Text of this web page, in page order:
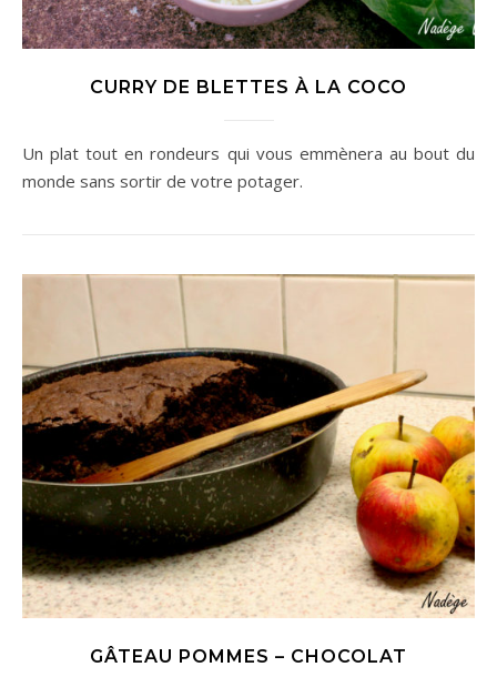
CURRY DE BLETTES À LA COCO
Un plat tout en rondeurs qui vous emmènera au bout du
monde sans sortir de votre potager.
GÂTEAU POMMES – CHOCOLAT